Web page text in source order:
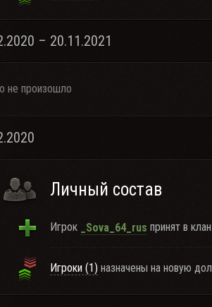
– 20.11.2021
не произошло
Личный состав
Игрок _Sova_64_rus принят в
Игроки (1) назначены на новую